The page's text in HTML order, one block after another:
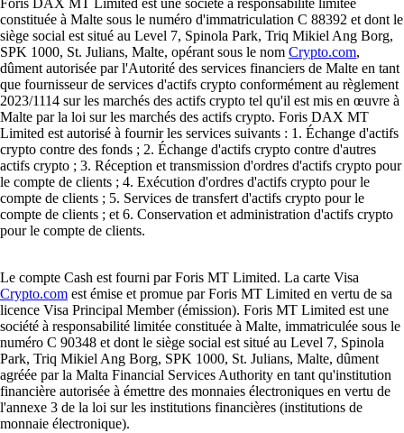
Foris DAX MT Limited est une société à responsabilité limitée
constituée à Malte sous le numéro d'immatriculation C 88392 et dont le
siège social est situé au Level 7, Spinola Park, Triq Mikiel Ang Borg,
SPK 1000, St. Julians, Malte, opérant sous le nom Crypto.com,
dûment autorisée par l'Autorité des services financiers de Malte en tant
que fournisseur de services d'actifs crypto conformément au règlement
2023/1114 sur les marchés des actifs crypto tel qu'il est mis en œuvre à
Malte par la loi sur les marchés des actifs crypto. Foris DAX MT
Limited est autorisé à fournir les services suivants : 1. Échange d'actifs
crypto contre des fonds ; 2. Échange d'actifs crypto contre d'autres
actifs crypto ; 3. Réception et transmission d'ordres d'actifs crypto pour
le compte de clients ; 4. Exécution d'ordres d'actifs crypto pour le
compte de clients ; 5. Services de transfert d'actifs crypto pour le
compte de clients ; et 6. Conservation et administration d'actifs crypto
pour le compte de clients.
Le compte Cash est fourni par Foris MT Limited. La carte Visa
Crypto.com est émise et promue par Foris MT Limited en vertu de sa
licence Visa Principal Member (émission). Foris MT Limited est une
société à responsabilité limitée constituée à Malte, immatriculée sous le
numéro C 90348 et dont le siège social est situé au Level 7, Spinola
Park, Triq Mikiel Ang Borg, SPK 1000, St. Julians, Malte, dûment
agréée par la Malta Financial Services Authority en tant qu'institution
financière autorisée à émettre des monnaies électroniques en vertu de
l'annexe 3 de la loi sur les institutions financières (institutions de
monnaie électronique).